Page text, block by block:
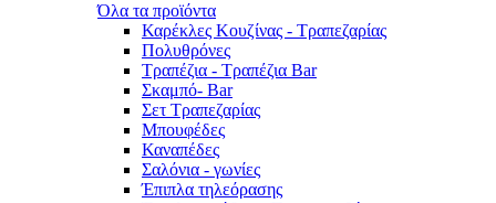
Όλα τα προϊόντα
Καρέκλες Κουζίνας - Τραπεζαρίας
Πολυθρόνες
Τραπέζια - Τραπέζια Bar
Σκαμπό- Bar
Σετ Τραπεζαρίας
Μπουφέδες
Καναπέδες
Σαλόνια - γωνίες
Έπιπλα τηλεόρασης